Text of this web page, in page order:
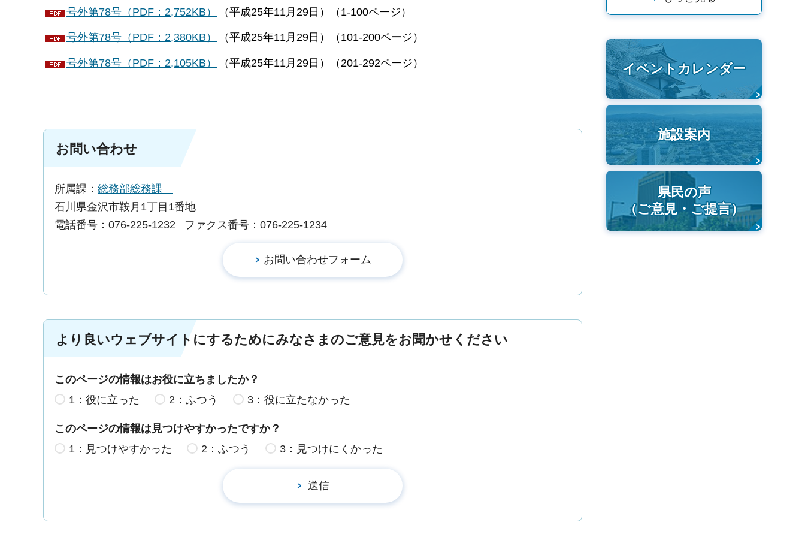
号外第78号（PDF：2,752KB） （平成25年11月29日）（1-100ページ）
号外第78号（PDF：2,380KB） （平成25年11月29日）（101-200ページ）
号外第78号（PDF：2,105KB） （平成25年11月29日）（201-292ページ）
お問い合わせ
所属課： 総務部総務課
石川県金沢市鞍月1丁目1番地
電話番号：076-225-1232
ファクス番号：076-225-1234
より良いウェブサイトにするためにみなさまのご意見をお聞かせください
このページの情報はお役に立ちましたか？
1：役に立った
2：ふつう 3：役に立たなかった
このページの情報は見つけやすかったですか？
1：見つけやすかった
2：ふつう 3：見つけにくかった
イベントカレンダー
施設案内
県民の声
（ご意見・ご提言）